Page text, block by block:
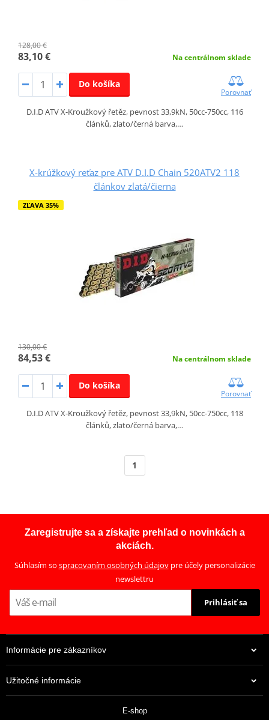
128,00 €
83,10 € Na centrálnom sklade
Do košíka
Porovnať
D.I.D ATV X-Kroužkový řetěz, pevnost 33,9kN, 50cc-750cc, 116
článků, zlato/černá barva,…
X-krúžkový reťaz pre ATV D.I.D Chain 520ATV2 118
článkov zlatá/čierna
ZĽAVA 35%
130,00 €
84,53 € Na centrálnom sklade
Do košíka
Porovnať
D.I.D ATV X-Kroužkový řetěz, pevnost 33,9kN, 50cc-750cc, 118
článků, zlato/černá barva,…
1
Zaregistrujte sa a získajte prehľad o novinkách a
akciách.
Súhlasím so spracovaním osobných údajovpre účely personalizácie
newslettru
Prihlásiť sa
Informácie pre zákazníkov
Užitočné informácie
E-shop